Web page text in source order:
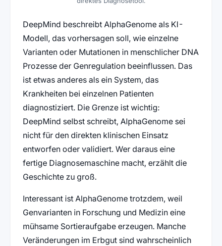
DeepMind beschreibt AlphaGenome als KI-
Modell, das vorhersagen soll, wie einzelne
Varianten oder Mutationen in menschlicher DNA
Prozesse der Genregulation beeinflussen. Das
ist etwas anderes als ein System, das
Krankheiten bei einzelnen Patienten
diagnostiziert. Die Grenze ist wichtig:
DeepMind selbst schreibt, AlphaGenome sei
nicht für den direkten klinischen Einsatz
entworfen oder validiert. Wer daraus eine
fertige Diagnosemaschine macht, erzählt die
Geschichte zu groß.
Interessant ist AlphaGenome trotzdem, weil
Genvarianten in Forschung und Medizin eine
mühsame Sortieraufgabe erzeugen. Manche
Veränderungen im Erbgut sind wahrscheinlich